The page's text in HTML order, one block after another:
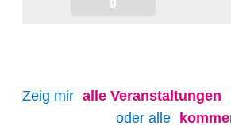
Zeig mir alle Veranstaltungen
oder alle